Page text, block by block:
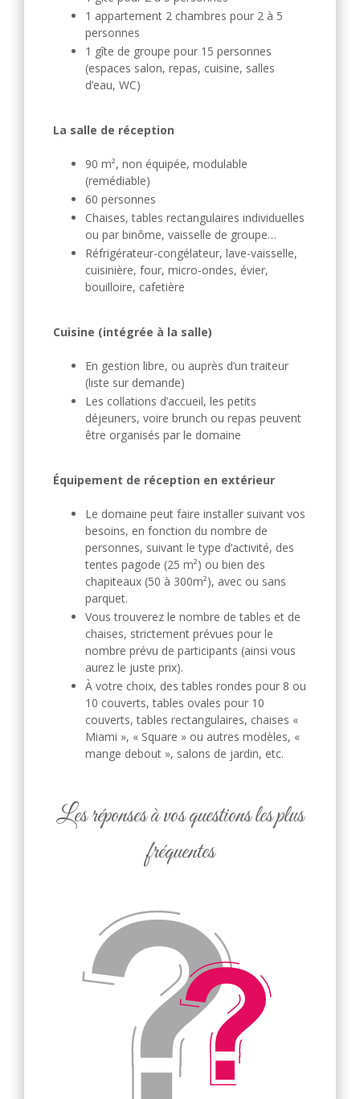
1 appartement 2 chambres pour 2 à 5
personnes
1 gîte de groupe pour 15 personnes
(espaces salon, repas, cuisine, salles
d’eau, WC)
La salle de réception
90 m², non équipée, modulable
(remédiable)
60 personnes
Chaises, tables rectangulaires individuelles
ou par binôme, vaisselle de groupe…
Réfrigérateur-congélateur, lave-vaisselle,
cuisinière, four, micro-ondes, évier,
bouilloire, cafetière
Cuisine (intégrée à la salle)
En gestion libre, ou auprès d’un traiteur
(liste sur demande)
Les collations d’accueil, les petits
déjeuners, voire brunch ou repas peuvent
être organisés par le domaine
Équipement de réception en extérieur
Le domaine peut faire installer suivant vos
besoins, en fonction du nombre de
personnes, suivant le type d’activité, des
tentes pagode (25 m²) ou bien des
chapiteaux (50 à 300m²), avec ou sans
parquet.
Vous trouverez le nombre de tables et de
chaises, strictement prévues pour le
nombre prévu de participants (ainsi vous
aurez le juste prix).
À votre choix, des tables rondes pour 8 ou
10 couverts, tables ovales pour 10
couverts, tables rectangulaires, chaises «
Miami », « Square » ou autres modèles, «
mange debout », salons de jardin, etc.
Les réponses à vos questions les plus
fréquentes